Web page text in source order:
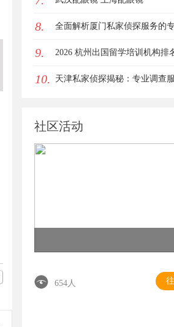
8. 全面解析厦门私家侦探服务的
用场景
9. 2026 杭州出国留学培训机构排
这三家靠谱有保障
10. 天津私家侦探揭秘：专业调查
社区活动
654人